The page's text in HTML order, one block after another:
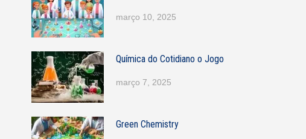
março 10, 2025
Química do Cotidiano o Jogo
março 7, 2025
Green Chemistry